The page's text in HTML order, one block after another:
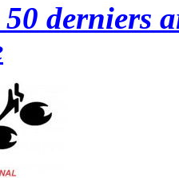
50 derniers